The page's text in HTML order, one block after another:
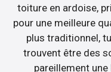
toiture en ardoise,
pour une meilleure
plus traditionnel,
trouvent être des
pareillement